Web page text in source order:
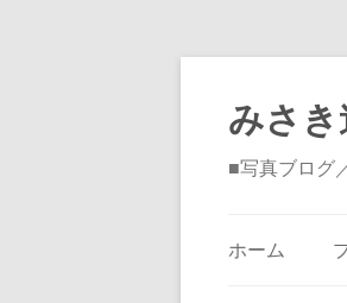
みさ
■写真ブログ
ホーム